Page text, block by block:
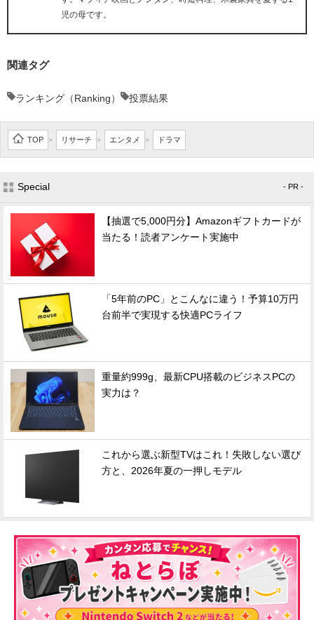
児の母です。
関連タグ
ランキング（Ranking） 投票結果
TOP > リサーチ > エンタメ > ドラマ
Special - PR -
【抽選で5,000円分】Amazonギフトカードが
当たる！読者アンケート実施中
「5年前のPC」とこんなに違う！予算10万円
台前半で実現する快適PCライフ
重量約999g、最新CPU搭載のビジネスPCの
実力は？
これから選ぶ新型TVはこれ！失敗しない選び
方と、2026年夏の一押しモデル